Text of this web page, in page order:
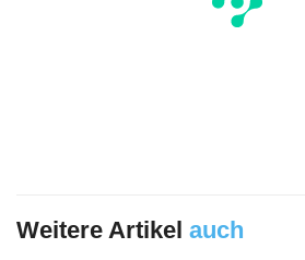
Weitere Artikel auch